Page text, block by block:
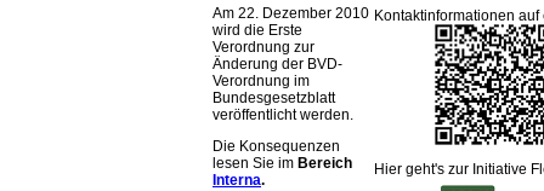
Am 22. Dezember 2010
wird die Erste
Verordnung zur
Änderung der BVD-
Verordnung im
Bundesgesetzblatt
veröffentlicht werden.
Die Konsequenzen
lesen Sie im Bereich
Interna.
Kontaktinformationen
Hier geht's zur Initiative